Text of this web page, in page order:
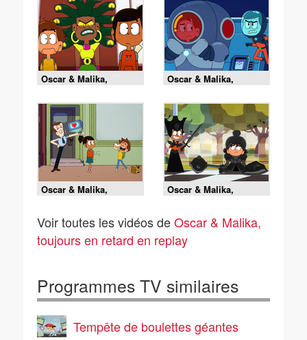
Oscar & Malika,
toujours en retard -
08/08/2026
Oscar & Malika,
toujours en retard -
08/08/2026
Oscar & Malika,
toujours en retard -
Oscar & Malika,
toujours en retard -
Voir toutes les vidéos deOscar & Malika,
toujours en retard en replay
Programmes TV similaires
Tempête de boulettes géantes